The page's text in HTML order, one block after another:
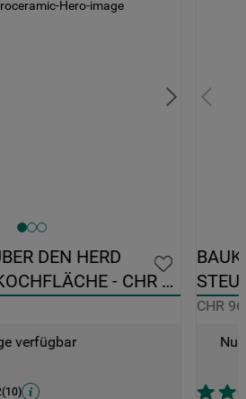
DEN HERD
- CHR
verfügbar
(10)
9642
CHR